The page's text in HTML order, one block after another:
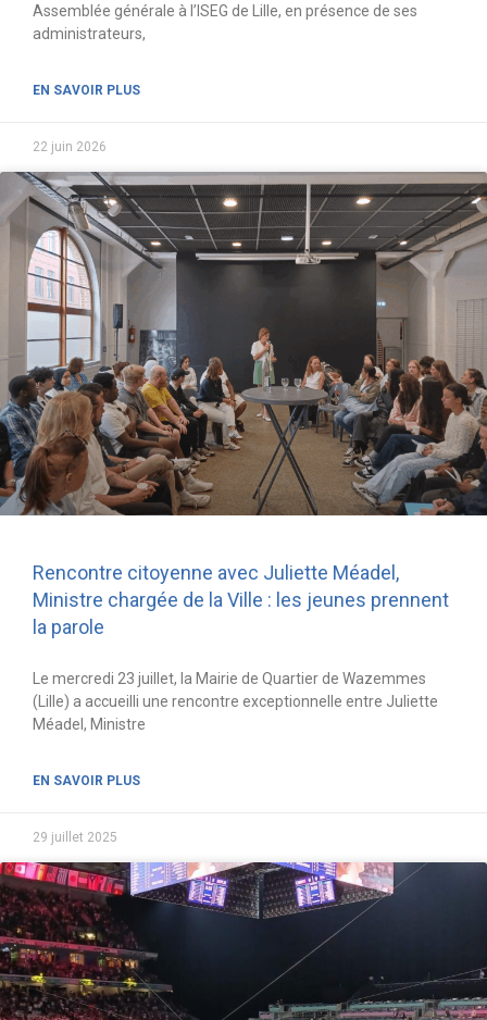
Assemblée générale à l’ISEG de Lille, en présence de ses
administrateurs,
EN SAVOIR PLUS
22 juin 2026
Rencontre citoyenne avec Juliette Méadel,
Ministre chargée de la Ville : les jeunes prennent
la parole
Le mercredi 23 juillet, la Mairie de Quartier de Wazemmes
(Lille) a accueilli une rencontre exceptionnelle entre Juliette
Méadel, Ministre
EN SAVOIR PLUS
29 juillet 2025